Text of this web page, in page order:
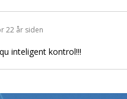
22 år siden
inteligent kontrol!!!